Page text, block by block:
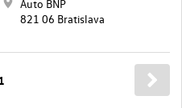
Auto BNP
821 06 Bratislava
1